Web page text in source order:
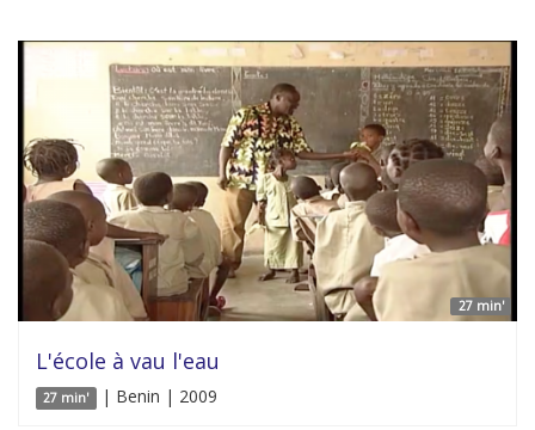
27 min'
L'école à vau l'eau
27 min' | Benin | 2009